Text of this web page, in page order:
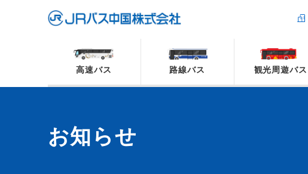
高速バス 路線バス 観光周遊バス
お知らせ